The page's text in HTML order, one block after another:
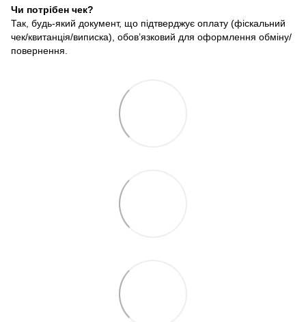
Чи потрібен чек?
Так, будь-який документ, що підтверджує оплату (фіскальний
чек/квитанція/виписка), обов’язковий для оформлення обміну/
повернення.